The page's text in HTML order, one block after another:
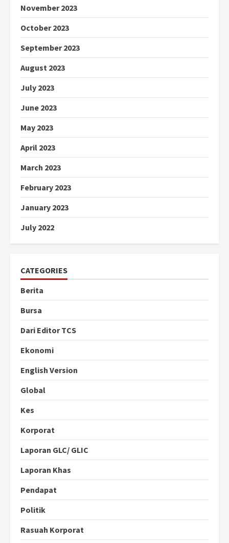
November 2023
October 2023
September 2023
August 2023
July 2023
June 2023
May 2023
April 2023
March 2023
February 2023
January 2023
July 2022
CATEGORIES
Berita
Bursa
Dari Editor TCS
Ekonomi
English Version
Global
Kes
Korporat
Laporan GLC/ GLIC
Laporan Khas
Pendapat
Politik
Rasuah Korporat